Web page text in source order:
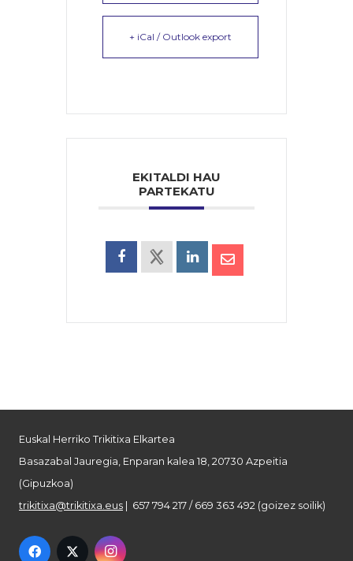
+ iCal / Outlook export
EKITALDI HAU
PARTEKATU
Euskal Herriko Trikitixa Elkartea
Basazabal Jauregia, Enparan kalea 18, 20730 Azpeitia
(Gipuzkoa)
trikitixa@trikitixa.eus | 657 794 217 / 669 363 492 (goizez soilik)